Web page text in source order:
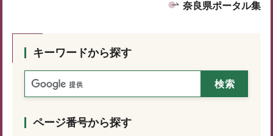
奈良県ポータル集
キーワードから探す
ページ番号から探す